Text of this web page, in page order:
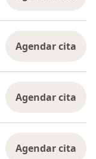
Agendar cita
Agendar cita
Agendar cita